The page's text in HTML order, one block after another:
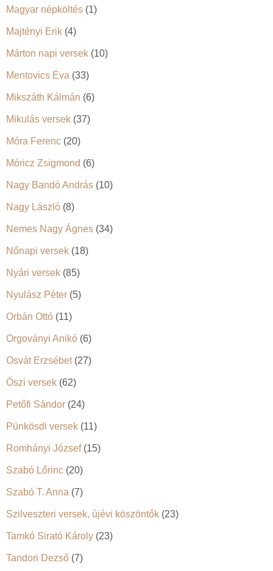
Magyar népköltés (1)
Majtényi Erik (4)
Márton napi versek (10)
Mentovics Éva (33)
Mikszáth Kálmán (6)
Mikulás versek (37)
Móra Ferenc (20)
Móricz Zsigmond (6)
Nagy Bandó András (10)
Nagy László (8)
Nemes Nagy Ágnes (34)
Nőnapi versek (18)
Nyári versek (85)
Nyulász Péter (5)
Orbán Ottó (11)
Orgoványi Anikó (6)
Osvát Erzsébet(27)
Őszi versek (62)
Petőfi Sándor (24)
Pünkösdi versek (11)
Romhányi József(15)
Szabó Lőrinc (20)
Szabó T. Anna (7)
Szilveszteri versek, újévi köszöntők (23)
Tamkó Sirató Károly (23)
Tandori Dezső (7)